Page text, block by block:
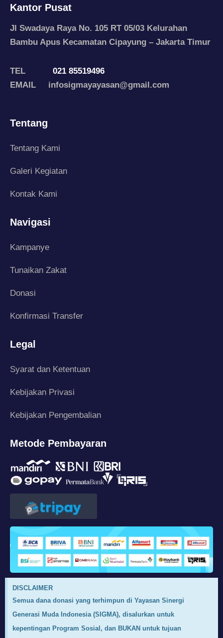
Kantor Pusat
Jl Swadaya Raya No. 105 RT 05/03 Kelurahan
Bambu Apus Kecamatan Cipayung – Jakarta Timur
TEL
021 85519496
EMAIL infosigmayayasan@gmail.com
Tentang
Tentang Kami
Galeri Kegiatan
Kontak Kami
Navigasi
Kampanye
Tunaikan Zakat
Donasi
Konfirmasi Transfer
Legal
Syarat dan Ketentuan
Kebijakan Privasi
Kebijakan Pengembalian
Metode Pembayaran
DISCLAIMER
Semua dana donasi yang terhimpun di Yayasan Sinergi
Generasi Muda Indonesia (SIGMA), disalurkan untuk
kepentingan Program Sosial, dan BUKAN untuk tujuan